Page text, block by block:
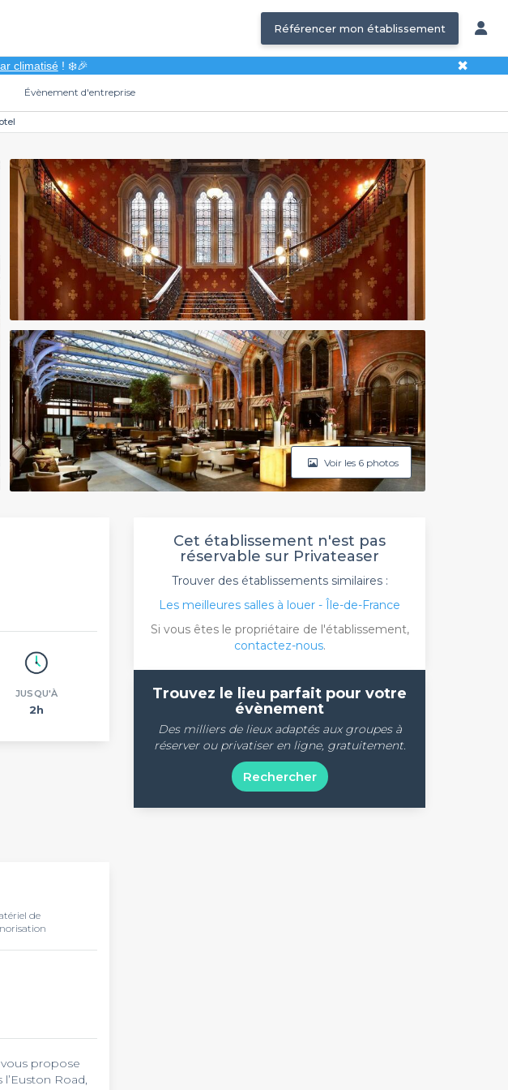
Référencer mon établissement
climatisé! ❄️🎉 ✖
Évènement d'entreprise
Voir les 6 photos
JUSQU'À
2h
de
vous propose
Road,
Cet établissement n'est pas
réservable sur Privateaser
Trouver des établissements similaires :
Les meilleures salles à louer - Île-de-France
Si vous êtes le propriétaire de l'établissement,
contactez-nous.
Trouvez le lieu parfait pour votre
évènement
Des milliers de lieux adaptés aux groupes à
réserver ou privatiser en ligne, gratuitement.
Rechercher